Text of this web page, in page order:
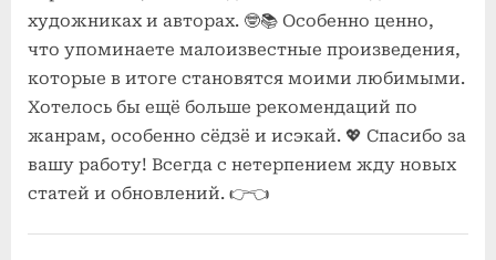
художниках и авторах. 🤓📚 Особенно ценно,
что упоминаете малоизвестные произведения,
которые в итоге становятся моими любимыми.
Хотелось бы ещё больше рекомендаций по
жанрам, особенно сёдзё и исэкай. 💖 Спасибо за
вашу работу! Всегда с нетерпением жду новых
статей и обновлений. 👉👈